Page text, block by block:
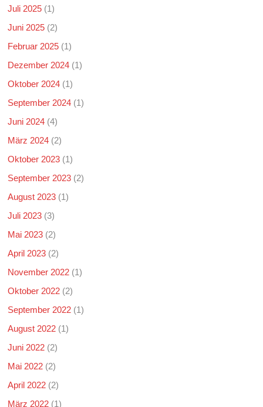
Juli 2025 (1)
Juni 2025 (2)
Februar 2025 (1)
Dezember 2024 (1)
Oktober 2024 (1)
September 2024 (1)
Juni 2024 (4)
März 2024 (2)
Oktober 2023 (1)
September 2023 (2)
August 2023 (1)
Juli 2023 (3)
Mai 2023 (2)
April 2023 (2)
November 2022 (1)
Oktober 2022 (2)
September 2022 (1)
August 2022 (1)
Juni 2022 (2)
Mai 2022 (2)
April 2022 (2)
März 2022 (1)